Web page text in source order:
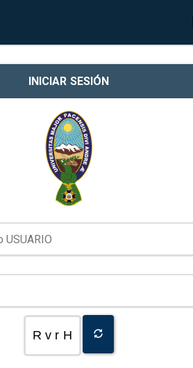
INICIAR SESIÓN
R v r H